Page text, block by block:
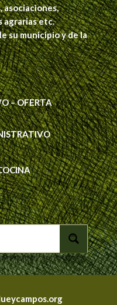
agrarias etc.
su municipio y de la
– OFERTA